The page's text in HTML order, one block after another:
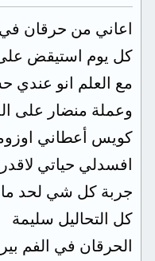
اعاني من حرقان في
كل يوم استيقض على
مع العلم انو عندي
وعملة منضار على
كويس أعطاني اوزوميبرازول٤٠ بس ما نفع معي كل مرة بتسو حالتي
افسدلي حياتي
جربة كل شي لحد
كل التحاليل سليمة
الحرقان في الفم